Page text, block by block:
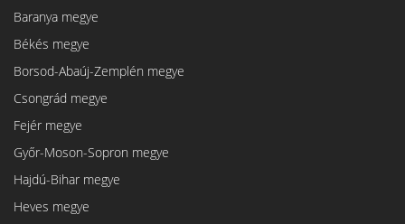
Baranya megye
Békés megye
Borsod-Abaúj-Zemplén megye
Csongrád megye
Fejér megye
Győr-Moson-Sopron megye
Hajdú-Bihar megye
Heves megye